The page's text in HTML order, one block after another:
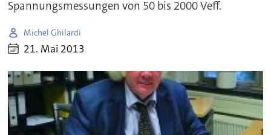
Spannungsmessungen von 50 bis 2000 Veff.
Michel Ghilardi
21. Mai 2013